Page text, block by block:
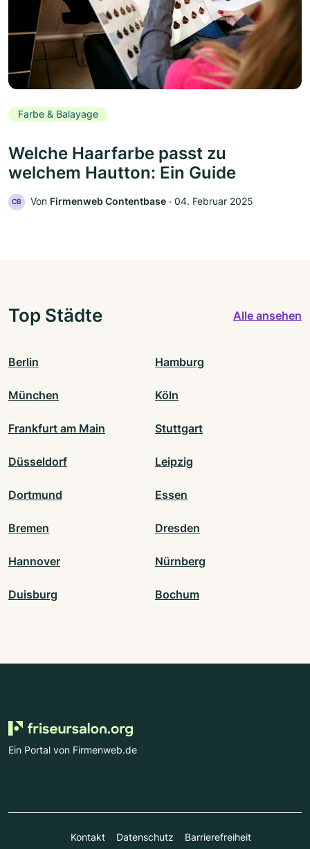
Farbe & Balayage
Welche Haarfarbe passt zu
welchem Hautton: Ein Guide
CB Von Firmenweb Contentbase ‧ 04. Februar 2025
Top Städte Alle ansehen
Berlin Hamburg
München Köln
Frankfurt am Main Stuttgart
Düsseldorf Leipzig
Dortmund Essen
Bremen Dresden
Hannover Nürnberg
Duisburg Bochum
Ein Portal von Firmenweb.de
Kontakt Datenschutz Barrierefreiheit